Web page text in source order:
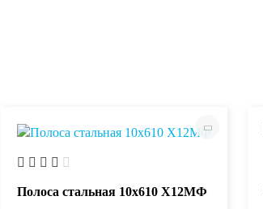
Полоса стальная 10х610 Х12МФ